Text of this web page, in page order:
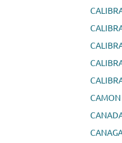
CAMON